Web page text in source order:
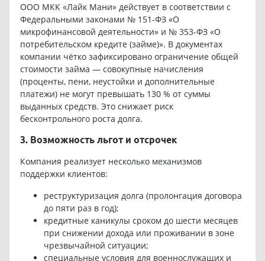
ООО МКК «Лайк Мани» действует в соответствии с
Федеральными законами № 151-ФЗ «О
микрофинансовой деятельности» и № 353-ФЗ «О
потребительском кредите (займе)». В документах
компании чётко зафиксировано ограничение общей
стоимости займа — совокупные начисления
(проценты, пени, неустойки и дополнительные
платежи) не могут превышать 130 % от суммы
выданных средств. Это снижает риск
бесконтрольного роста долга.
3. Возможность льгот и отсрочек
Компания реализует несколько механизмов
поддержки клиентов:
реструктуризация долга (пролонгация договора
до пяти раз в год);
кредитные каникулы сроком до шести месяцев
при снижении дохода или проживании в зоне
чрезвычайной ситуации;
специальные условия для военнослужащих и